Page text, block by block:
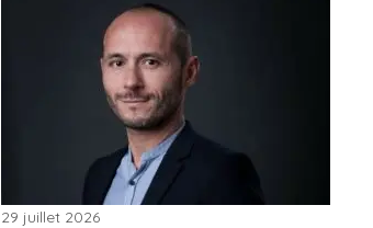
29 juillet 2026